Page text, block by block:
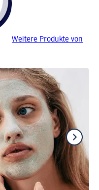
Weitere Produkte von